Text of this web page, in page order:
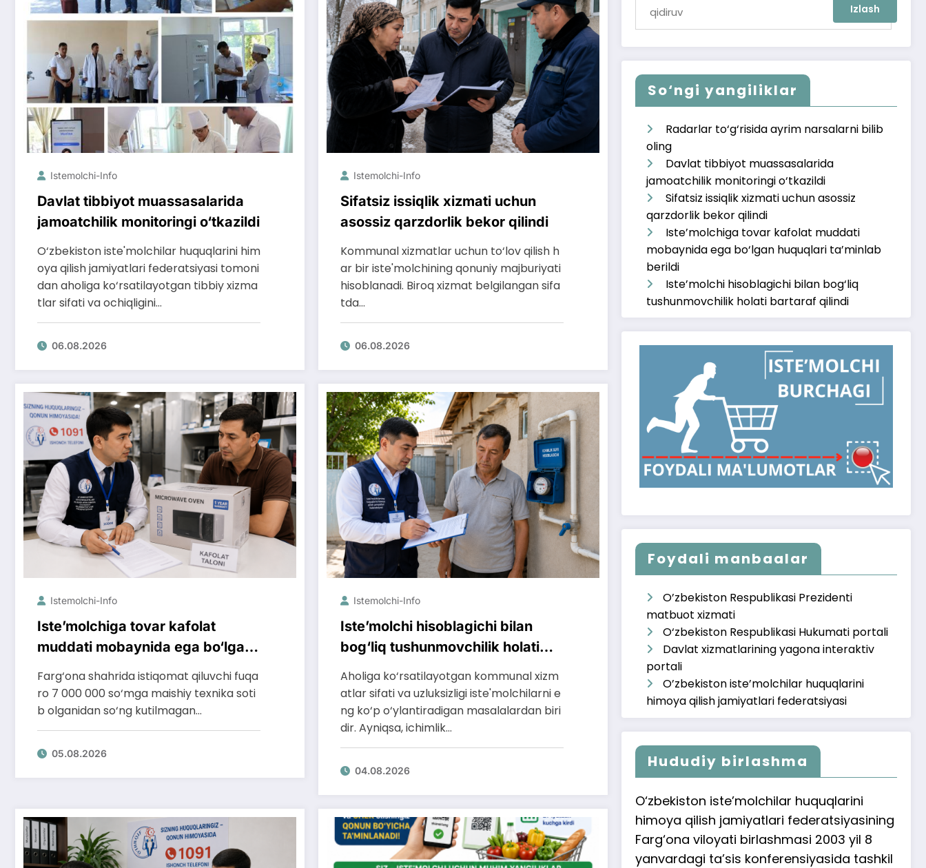
Istemolchi-Info
Davlat tibbiyot muassasalarida
jamoatchilik monitoringi o‘tkazildi
O‘zbekiston iste'molchilar huquqlarini him
oya qilish jamiyatlari federatsiyasi tomoni
dan aholiga ko‘rsatilayotgan tibbiy xizma
tlar sifati va ochiqligini…
06.08.2026
Istemolchi-Info
Sifatsiz issiqlik xizmati uchun
asossiz qarzdorlik bekor qilindi
Kommunal xizmatlar uchun to‘lov qilish h
ar bir iste'molchining qonuniy majburiyati
hisoblanadi. Biroq xizmat belgilangan sifa
tda…
06.08.2026
Istemolchi-Info
Iste’molchiga tovar kafolat
muddati mobaynida ega bo‘lgan
Farg‘ona shahrida istiqomat qiluvchi fuqa
ro 7 000 000 so‘mga maishiy texnika soti
b olganidan so‘ng kutilmagan…
05.08.2026
Istemolchi-Info
Iste’molchi hisoblagichi bilan
bog‘liq tushunmovchilik holati
Aholiga ko‘rsatilayotgan kommunal xizm
atlar sifati va uzluksizligi iste'molchilarni e
ng ko‘p o‘ylantiradigan masalalardan biri
dir. Ayniqsa, ichimlik…
04.08.2026
So‘ngi yangiliklar
Radarlar to‘g‘risida ayrim narsalarni bilib
oling
Davlat tibbiyot muassasalarida
jamoatchilik monitoringi o‘tkazildi
Sifatsiz issiqlik xizmati uchun asossiz
qarzdorlik bekor qilindi
Iste’molchiga tovar kafolat muddati
mobaynida ega bo‘lgan huquqlari ta’minlab
berildi
Iste’molchi hisoblagichi bilan bog‘liq
tushunmovchilik holati bartaraf qilindi
Foydali manbaalar
O’zbekiston Respublikasi Prezidenti
matbuot xizmati
O‘zbekiston Respublikasi Hukumati portali
Davlat xizmatlarining yagona interaktiv
portali
O’zbekiston iste’molchilar huquqlarini
himoya qilish jamiyatlari federatsiyasi
Hududiy birlashma
O‘zbekiston iste’molchilar huquqlarini
himoya qilish jamiyatlari federatsiyasining
Farg‘ona viloyati birlashmasi 2003 yil 8
yanvardagi ta’sis konferensiyasida tashkil